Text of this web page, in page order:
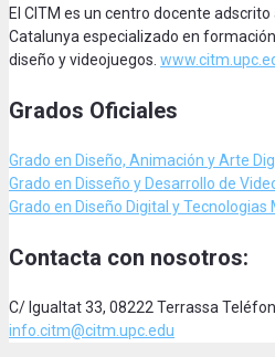
El CITM es un centro docente
Catalunya especializado en
diseño y videojuegos.
Grados Oficiales
Grado en Diseño, Animación y Arte
Grado en Disseño y Desarrollo de
Grado en Diseño Digital y Tecnologias
Contacta con nosotros:
C/ Igualtat 33, 08222 Terrassa
info.citm@citm.upc.edu